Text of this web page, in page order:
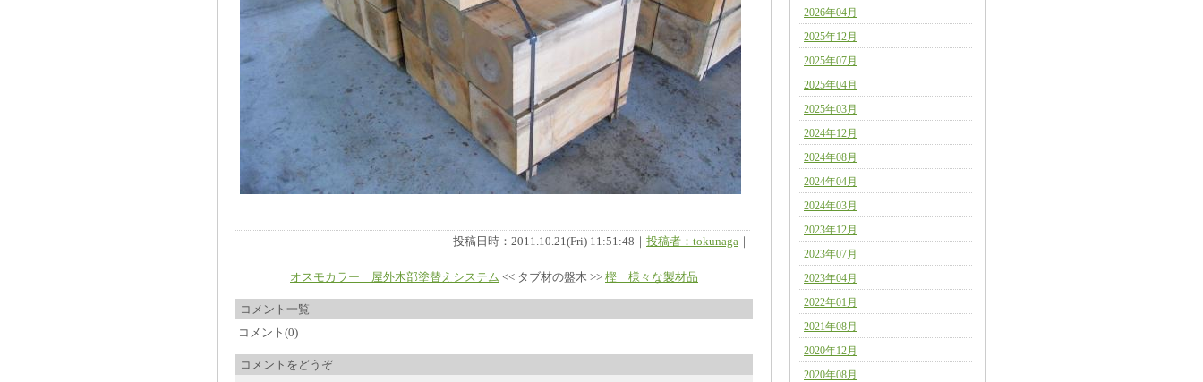
投稿日時：2011.10.21(Fri) 11:51:48｜ 投稿者：tokunaga ｜
オスモカラー 屋外木部塗替えシステム << タブ材の盤木 >> 樫 様々な製材品
コメント一覧
コメント(0)
コメントをどうぞ
2026年04月
2025年12月
2025年07月
2025年04月
2025年03月
2024年12月
2024年08月
2024年04月
2024年03月
2023年12月
2023年07月
2023年04月
2022年01月
2021年08月
2020年12月
2020年08月